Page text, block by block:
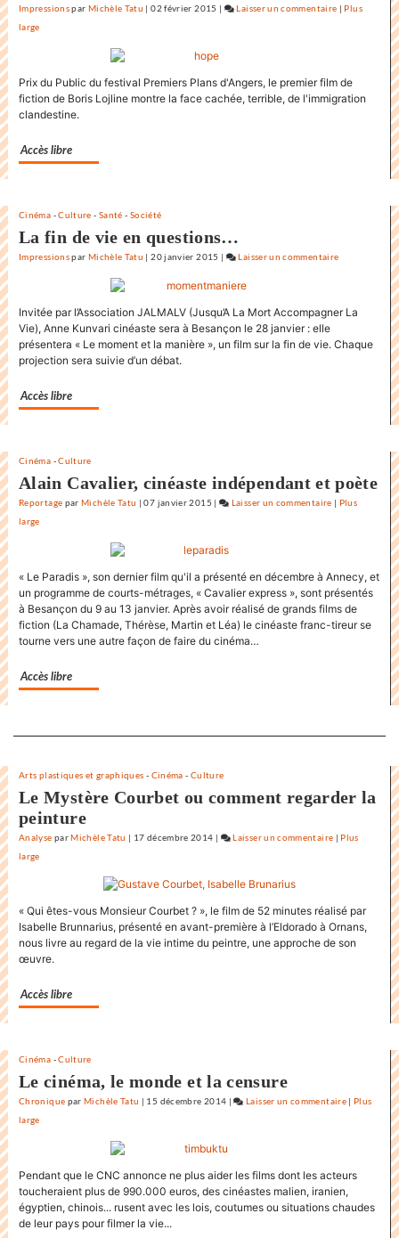
Impressionspar Michèle Tatu |02 février 2015 | Laisser un commentaire on
au
Festival
international
| Plus
large
Prix du Public du festival Premiers Plans d'Angers, le premier film de
fiction de Boris Lojline montre la face cachée, terrible, de l'immigration
clandestine.
Accès libre
Cinéma -Culture - Santé - Société
La fin de vie en questions…
Impressionspar Michèle Tatu |20 janvier 2015 | Laisser un commentaire
monde
Festival
international
Invitée par l’Association JALMALV (Jusqu’A La Mort Accompagner La
Vie), Anne Kunvari cinéaste sera à Besançon le 28 janvier : elle
présentera « Le moment et la manière », un film sur la fin de vie. Chaque
projection sera suivie d’un débat.
Accès libre
Cinéma -Culture
Alain Cavalier, cinéaste indépendant et poète
Reportage parMichèle Tatu |07 janvier 2015 | Laisser un commentaire on
au
Festival
international
| Plus
large
« Le Paradis », son dernier film qu'il a présenté en décembre à Annecy, et
un programme de courts-métrages, « Cavalier express », sont présentés
à Besançon du 9 au 13 janvier. Après avoir réalisé de grands films de
fiction (La Chamade, Thérèse, Martin et Léa) le cinéaste franc-tireur se
tourne vers une autre façon de faire du cinéma…
Accès libre
Arts plastiques et graphiques - Cinéma - Culture
Le Mystère Courbet ou comment regarder la
peinture
Analyse parMichèle Tatu | 17 décembre 2014 | Laisser un commentaire on
au
Festival
international
| Plus
large
« Qui êtes-vous Monsieur Courbet ? », le film de 52 minutes réalisé par
Isabelle Brunnarius, présenté en avant-première à l’Eldorado à Ornans,
nous livre au regard de la vie intime du peintre, une approche de son
œuvre.
Accès libre
Cinéma -Culture
Le cinéma, le monde et la censure
Chronique parMichèle Tatu | 15 décembre 2014 | Laisser un commentaire on
au
Festival
| Plus
large
Pendant que le CNC annonce ne plus aider les films dont les acteurs
toucheraient plus de 990.000 euros, des cinéastes malien, iranien,
égyptien, chinois... rusent avec les lois, coutumes ou situations chaudes
de leur pays pour filmer la vie...